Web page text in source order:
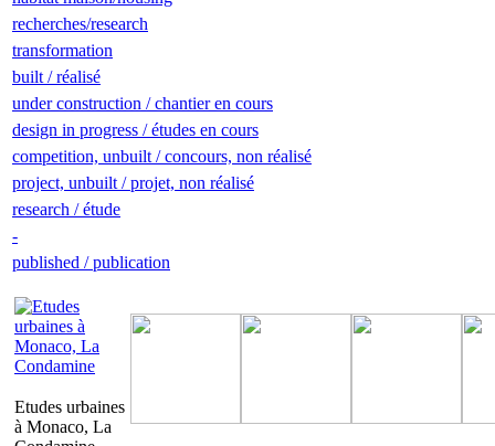
recherches/research
transformation
built / réalisé
under construction / chantier en cours
design in progress / études en cours
competition, unbuilt / concours, non réalisé
project, unbuilt / projet, non réalisé
research / étude
-
published / publication
Etudes urbaines
à Monaco, La